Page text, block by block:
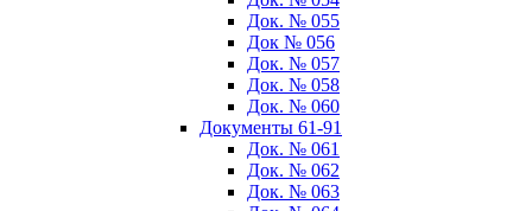
Док. № 055
Док № 056
Док. № 057
Док. № 058
Док. № 060
Документы 61-91
Док. № 061
Док. № 062
Док. № 063